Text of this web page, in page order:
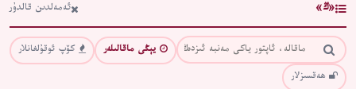
«ڭ» ئەمەلدىن قالدۇر
يېڭى ماقالىلەر
كۆپ ئوقۇلغانلار
ھەقسىزلار